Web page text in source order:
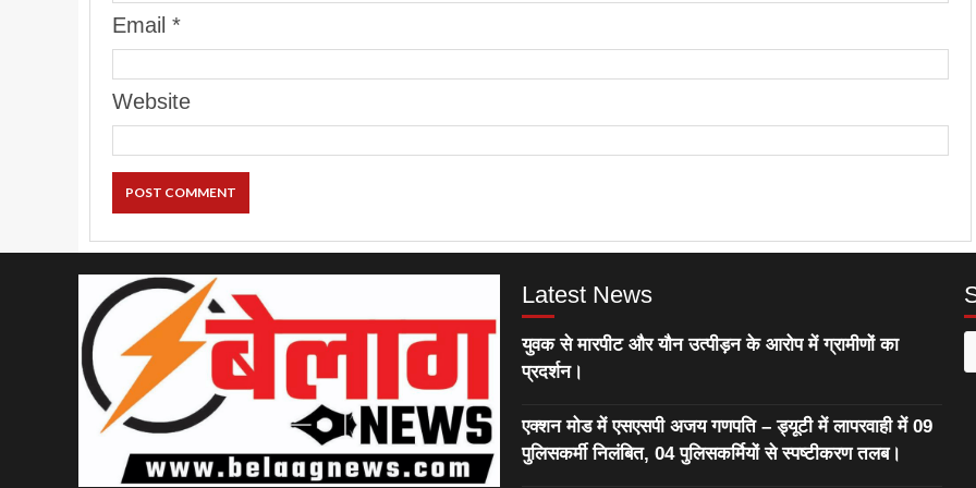
Email *
Website
Latest News
युवक से मारपीट और यौन उत्पीड़न के आरोप में ग्रामीणों का
प्रदर्शन।
एक्शन मोड में एसएसपी अजय गणपति – ड्यूटी में लापरवाही में 09
पुलिसकर्मी निलंबित, 04 पुलिसकर्मियों से स्पष्टीकरण तलब।